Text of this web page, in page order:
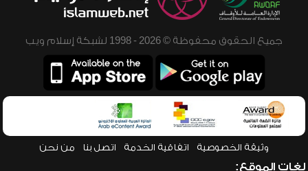
جميع الحقوق محفوظة © 2026 - 1998 لشبكة إسلام ويب
وثيقة الخصوصية اتفاقية الخدمة اتصل بنا من نحن
لغات الموقع: